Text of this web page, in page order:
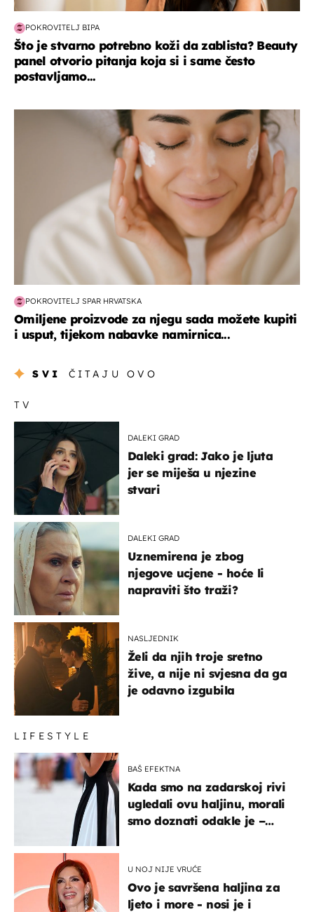
POKROVITELJ BIPA
Što je stvarno potrebno koži da zablista? Beauty
panel otvorio pitanja koja si i same često
postavljamo...
moda & ljepota
POKROVITELJ SPAR HRVATSKA
Omiljene proizvode za njegu sada možete kupiti
i usput, tijekom nabavke namirnica...
SVI ČITAJU OVO
TV
DALEKI GRAD
Daleki grad: Jako je ljuta
jer se miješa u njezine
stvari
DALEKI GRAD
Uznemirena je zbog
njegove ucjene - hoće li
napraviti što traži?
NASLJEDNIK
Želi da njih troje sretno
žive, a nije ni svjesna da ga
je odavno izgubila
LIFESTYLE
BAŠ EFEKTNA
Kada smo na zadarskoj rivi
ugledali ovu haljinu, morali
smo doznati odakle je –
U NOJ NIJE VRUĆE
Ovo je savršena haljina za
ljeto i more - nosi je i